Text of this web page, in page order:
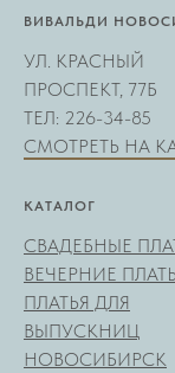
ВИВАЛЬДИ
УЛ. КРАСНЫЙ
ПРОСПЕКТ, 77Б
ТЕЛ: 226-34-85
СМОТРЕТЬ НА
КАТАЛОГ
СВАДЕБНЫЕ
ВЕЧЕРНИЕ
ПЛАТЬЯ ДЛЯ
ВЫПУСКНИЦ
НОВОСИБИРСК